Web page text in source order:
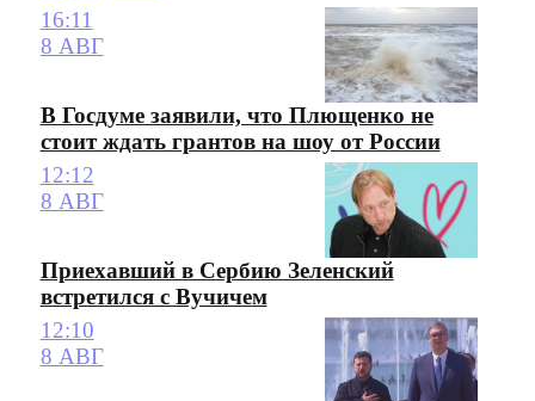
16:11
8 АВГ
В Госдуме заявили, что Плющенко не
стоит ждать грантов на шоу от России
12:12
8 АВГ
Приехавший в Сербию Зеленский
встретился с Вучичем
12:10
8 АВГ